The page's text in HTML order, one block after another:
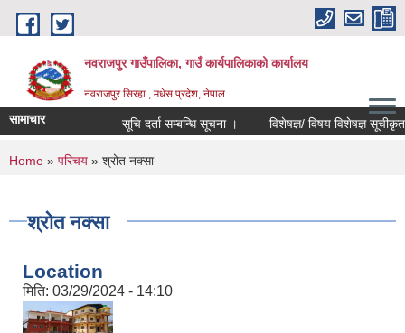
Skip to main content
नवराजपुर गाउँपालिका, गाउँ कार्यपालिकाको कार्यालय
नवराजपुर सिरहा , मधेस प्रदेश, नेपाल
सामाचार सूचि दर्ता सम्बन्धि सूचना । विशेषज्ञ/ विषय विशेषज्ञ सूचीकृत हुने
You are here
Home » परिचय » श्रोत नक्सा
श्रोत नक्सा
Location
मिति: 03/29/2024 - 14:10